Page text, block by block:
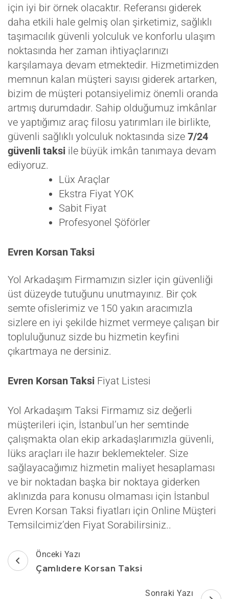
için iyi bir örnek olacaktır. Referansı giderek
daha etkili hale gelmiş olan şirketimiz, sağlıklı
taşımacılık güvenli yolculuk ve konforlu ulaşım
noktasında her zaman ihtiyaçlarınızı
karşılamaya devam etmektedir. Hizmetimizden
memnun kalan müşteri sayısı giderek artarken,
bizim de müşteri potansiyelimiz önemli oranda
artmış durumdadır. Sahip olduğumuz imkânlar
ve yaptığımız araç filosu yatırımları ile birlikte,
güvenli sağlıklı yolculuk noktasında size 7/24
güvenli taksi ile büyük imkân tanımaya devam
ediyoruz.
Lüx Araçlar
Ekstra Fiyat YOK
Sabit Fiyat
Profesyonel Şöförler
Evren Korsan Taksi
Yol Arkadaşım Firmamızın sizler için güvenliği
üst düzeyde tutuğunu unutmayınız. Bir çok
semte ofislerimiz ve 150 yakın aracımızla
sizlere en iyi şekilde hizmet vermeye çalışan bir
topluluğunuz sizde bu hizmetin keyfini
çıkartmaya ne dersiniz.
Evren Korsan Taksi Fiyat Listesi
Yol Arkadaşım Taksi Firmamız siz değerli
müşterileri için, İstanbul’un her semtinde
çalışmakta olan ekip arkadaşlarımızla güvenli,
lüks araçları ile hazır beklemekteler. Size
sağlayacağımız hizmetin maliyet hesaplaması
ve bir noktadan başka bir noktaya giderken
aklınızda para konusu olmaması için İstanbul
Evren Korsan Taksi fiyatları için Online Müşteri
Temsilcimiz’den Fiyat Sorabilirsiniz..
Yazı
dolaşımı
Önceki Yazı
Çamlıdere Korsan Taksi
Sonraki Yazı